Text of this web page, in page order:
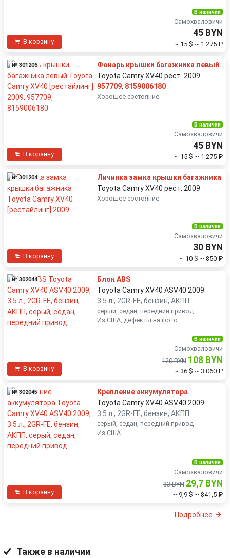
В корзину
В наличии
Самохваловичи
45 BYN
~ 15 $ ~ 1 275 ₽
№ 301206
Фонарь крышки багажника левый
Toyota Camry XV40 рест. 2009
957709, 8159006180
Хорошее состояние
В корзину
В наличии
Самохваловичи
45 BYN
~ 15 $ ~ 1 275 ₽
№ 301204
Личинка замка крышки багажника
Toyota Camry XV40 рест. 2009
Хорошее состояние
В корзину
В наличии
Самохваловичи
30 BYN
~ 10 $ ~ 850 ₽
№ 302044
Блок ABS
Toyota Camry XV40 ASV40 2009
3.5 л., 2GR-FE, бензин, АКПП
серый, седан, передний привод
Из США, дефекты на фото
В корзину
В наличии
Самохваловичи
120 BYN 108 BYN
~ 36 $ ~ 3 060 ₽
№ 302045
Крепление аккумулятора
Toyota Camry XV40 ASV40 2009
3.5 л., 2GR-FE, бензин, АКПП
серый, седан, передний привод
Из США
В корзину
В наличии
Самохваловичи
33 BYN 29,7 BYN
~ 9,9 $ ~ 841,5 ₽
Подробнее
Также в наличии